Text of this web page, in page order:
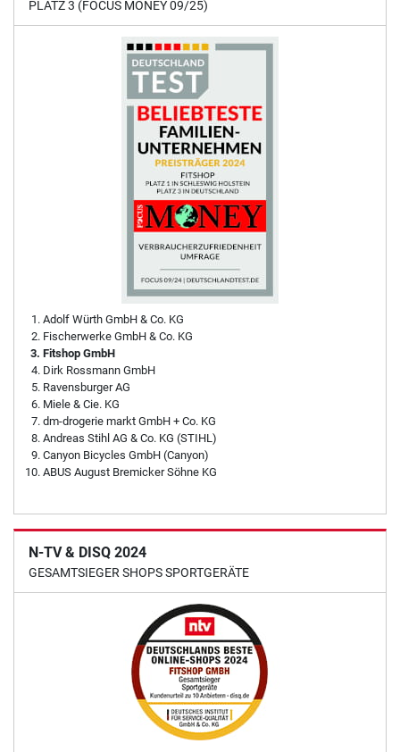
PLATZ 3 (FOCUS MONEY 09/25)
Adolf Würth GmbH & Co. KG
Fischerwerke GmbH & Co. KG
Fitshop GmbH
Dirk Rossmann GmbH
Ravensburger AG
Miele & Cie. KG
dm-drogerie markt GmbH + Co. KG
Andreas Stihl AG & Co. KG (STIHL)
Canyon Bicycles GmbH (Canyon)
ABUS August Bremicker Söhne KG
N-TV & DISQ 2024
GESAMTSIEGER SHOPS SPORTGERÄTE